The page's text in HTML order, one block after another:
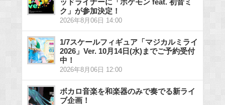
ッドライナーに「ポケモン feat. 初音ミ
ク」が参加決定！
2026年8月06日 14:00
1/7スケールフィギュア「マジカルミライ
2026」Ver. 10月14日(水)までご予約受付
中！
2026年8月06日 12:00
ボカロ音楽を和楽器のみで奏でる新ライ
ブ企画！